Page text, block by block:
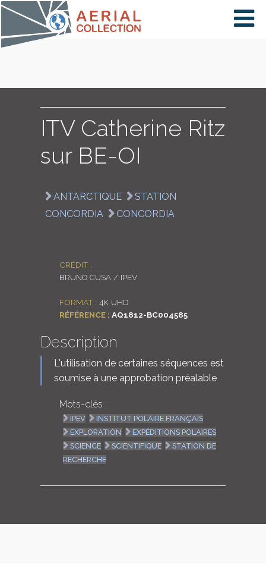
×
PAYS
COLLECTIONS
ENGLISH
ITV Catherine Ritz
sur BE-OI
ANTARCTIQUE
STATION
CONCORDIA
CONCORDIA
CRÉDIT :
BRUNO CUSA / IPEV
FORMAT : 4K UHD
RÉFÉRENCE : AQ1812-BC004585
Description
L'utilisation de certaines séquences est
soumise à une approbation préalable
Mots-clés :
IPEV
INSTITUT POLAIRE FRANÇAIS
EXPLORATION
EXPÉDITIONS POLAIRES
SCIENCE
SCIENTIFIQUE
STATION DE
RECHERCHE